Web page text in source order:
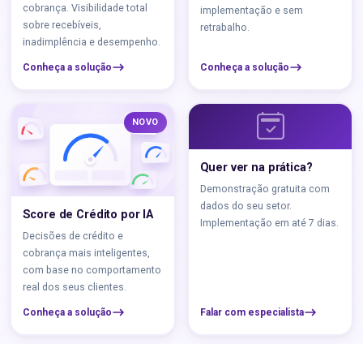
cobrança. Visibilidade total
sobre recebíveis,
inadimplência e desempenho.
Conheça a solução
implementação e sem
retrabalho.
Conheça a solução
NOVO
Score de Crédito por IA
Decisões de crédito e
cobrança mais inteligentes,
com base no comportamento
real dos seus clientes.
Conheça a solução
Quer ver na prática?
Demonstração gratuita com
dados do seu setor.
Implementação em até 7 dias.
Falar com especialista